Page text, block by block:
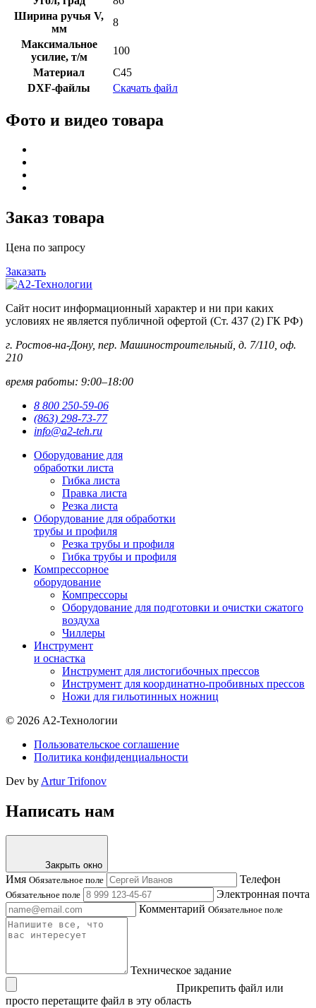
Ширина ручья V,
мм
8
Максимальное
усилие, т/м
100
Материал
C45
DXF-файлы
Скачать файл
Фото и видео товара
Заказ товара
Цена по запросу
Заказать
Сайт носит информационный характер и ни при каких
условиях не является публичной офертой (Ст. 437 (2) ГК РФ)
г. Ростов-на-Дону, пер. Машиностроительный, д. 7/110, оф.
210
время работы: 9:00–18:00
8 800 250-59-06
(863) 298-73-77
info@a2-teh.ru
Оборудование для
обработки листа
Гибка листа
Правка листа
Резка листа
Оборудование для обработки
трубы и профиля
Резка трубы и профиля
Гибка трубы и профиля
Компрессорное
оборудование
Компрессоры
Оборудование для подготовки и очистки сжатого
воздуха
Чиллеры
Инструмент
и оснастка
Инструмент для листогибочных прессов
Инструмент для координатно-пробивных прессов
Ножи для гильотинных ножниц
© 2026 А2-Технологии
Пользовательское соглашение
Политика конфиденциальности
Dev by Artur Trifonov
Написать нам
Закрыть окно
Имя Обязательное поле Телефон
Обязательное поле
Электронная почта
Комментарий Обязательное поле
Техническое задание
Прикрепить файл или
просто перетащите файл в эту область